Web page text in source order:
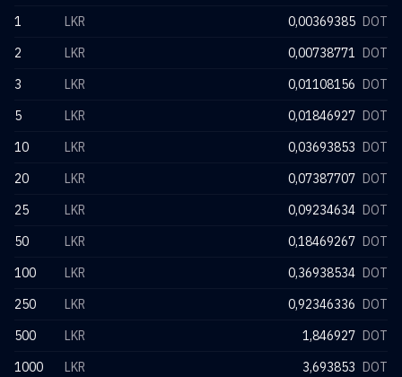
1
LKR 0,00369385 DOT
2
LKR 0,00738771 DOT
3
LKR 0,01108156 DOT
5
LKR 0,01846927 DOT
10
LKR 0,03693853 DOT
20
LKR 0,07387707 DOT
25
LKR 0,09234634 DOT
50
LKR 0,18469267 DOT
100
LKR 0,36938534 DOT
250
LKR 0,92346336 DOT
500
LKR 1,846927 DOT
1000
LKR 3,693853 DOT